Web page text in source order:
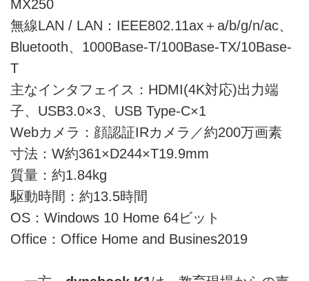
MX250
無線LAN / LAN：IEEE802.11ax＋a/b/g/n/ac、
Bluetooth、1000Base-T/100Base-TX/10Base-
T
主なインタフェイス：HDMI(4K対応)出力端
子、USB3.0×3、USB Type-C×1
Webカメラ：顔認証IRカメラ／約200万画素
寸法：W約361×D244×T19.9mm
質量：約1.84kg
駆動時間：約13.5時間
OS：Windows 10 Home 64ビット
Office：Office Home and Busines2019